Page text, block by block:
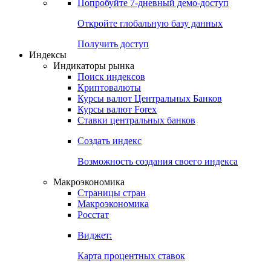
Попробуйте 7-дневный демо-доступ
Откройте глобальную базу данных
Получить доступ
Индексы
Индикаторы рынка
Поиск индексов
Криптовалюты
Курсы валют Центральных Банков
Курсы валют Forex
Ставки центральных банков
Создать индекс
Возможность создания своего индекса
Макроэкономика
Страницы стран
Макроэкономика
Росстат
Виджет:
Карта процентных ставок